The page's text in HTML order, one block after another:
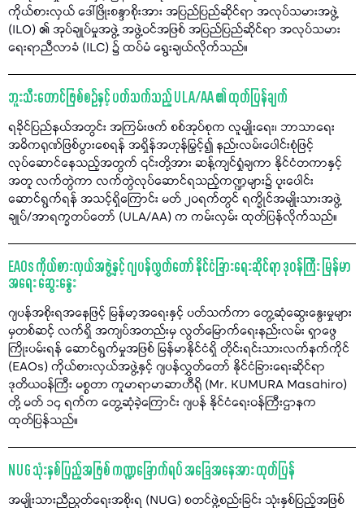
ကိုယ်စားလှယ် ဒေါ်ဖြိုးစန္ဒာစိုးအား အပြည်ပြည်ဆိုင်ရာ အလုပ်သမားအဖွဲ့
(ILO) ၏ အုပ်ချုပ်မှုအဖွဲ့ အဖွဲ့ဝင်အဖြစ် အပြည်ပြည်ဆိုင်ရာ အလုပ်သမား
ရေးရာညီလာခံ (ILC) ၌ ထပ်မံ ရွေးချယ်လိုက်သည်။
ဘူးသီးတောင်ဖြစ်စဉ်နှင့် ပတ်သက်သည့် ULA/AA ၏ ထုတ်ပြန်ချက်
ရခိုင်ပြည်နယ်အတွင်း အကြမ်းဖက် စစ်အုပ်စုက လူမျိုးရေး၊ ဘာသာရေး
အဓိကရုဏ်ဖြစ်ပွားစေရန် အရှိန်အဟုန်မြှင့်၍ နည်းလမ်းပေါင်းစုံဖြင့်
လုပ်ဆောင်နေသည့်အတွက် ၎င်းတို့အား ဆန့်ကျင်ရှုံချကာ နိုင်ငံတကာနှင့်
အတူ လက်တွဲကာ လက်တွဲလုပ်ဆောင်ရသည့်ကဏ္ဍများ၌ ပူးပေါင်း
ဆောင်ရွက်ရန် အသင့်ရှိကြောင်း မတ် ၂၀ရက်တွင် ရက္ခိုင်အမျိုးသားအဖွဲ့
ချုပ်/အာရက္ခတပ်တော် (ULA/AA) က ကမ်းလှမ်း ထုတ်ပြန်လိုက်သည်။
EAOs ကိုယ်စားလှယ်အဖွဲ့နှင့် ဂျပန်လွှတ်တော် နိုင်ငံခြားရေးဆိုင်ရာ ဒုဝန်ကြီး မြန်မာ
အရေး ဆွေးနွေး
ဂျပန်အစိုးရအနေဖြင့် မြန်မာ့အရေးနှင့် ပတ်သက်ကာ တွေ့ဆုံဆွေးနွေးမှုများ
မှတစ်ဆင့် လက်ရှိ အကျပ်အတည်းမှ လွတ်မြောက်ရေးနည်းလမ်း ရှာဖွေ
ကြိုးပမ်းရန် ဆောင်ရွက်မှုအဖြစ် မြန်မာနိုင်ငံရှိ တိုင်းရင်းသားလက်နက်ကိုင်
(EAOs) ကိုယ်စားလှယ်အဖွဲ့နှင့် ဂျပန်လွှတ်တော် နိုင်ငံခြားရေးဆိုင်ရာ
ဒုတိယဝန်ကြီး မစ္စတာ ကူမာရာမာဆာဟီရို (Mr. KUMURA Masahiro)
တို့ မတ် ၁၄ ရက်က တွေ့ဆုံခဲ့ကြောင်း ဂျပန် နိုင်ငံရေးဝန်ကြီးဌာနက
ထုတ်ပြန်သည်။
NUG သုံးနှစ်ပြည့်အဖြစ် ကဏ္ဍခြောက်ရပ် အခြေအနေအား ထုတ်ပြန်
အမျိုးသားညီညွတ်ရေးအစိုးရ (NUG) စတင်ဖွဲ့စည်းခြင်း သုံးနှစ်ပြည့်အဖြစ်